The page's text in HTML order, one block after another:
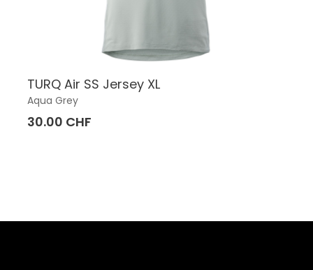
TURQ Air SS Jersey XL
Aqua Grey
30.00 CHF